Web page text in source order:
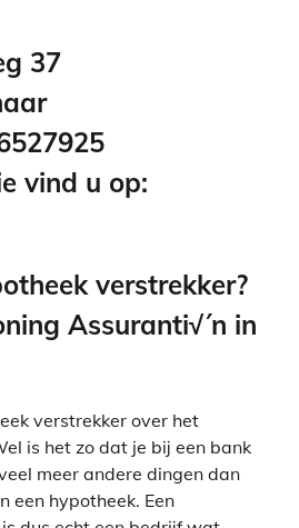
37
vind u op:
verstrekker?
Assuranti√´n in
verstrekker over het
is het zo dat je bij een bank
meer andere dingen dan
een hypotheek. Een